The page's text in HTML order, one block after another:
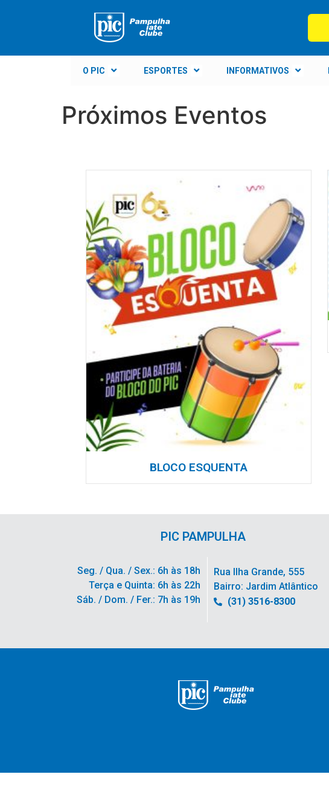
O PIC ESPORTES INFORMATIVOS
Próximos Eventos
BLOCO ESQUENTA
PIC PAMPULHA
Seg. / Qua. / Sex.: 6h às 18h
Terça e Quinta: 6h às 22h
Sáb. / Dom. / Fer.: 7h às 19h
Rua Ilha Grande, 555
Bairro: Jardim Atlântico
(31) 3516-8300